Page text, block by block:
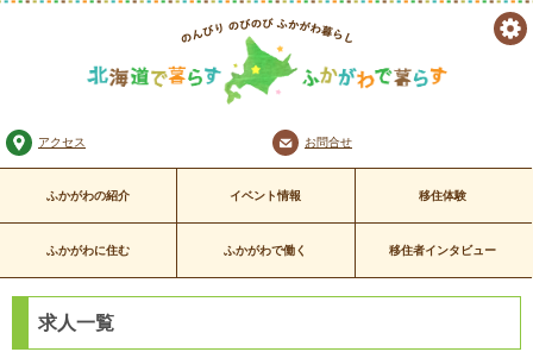
北海道で暮らす ふかがわで暮
らす
のんびり のびのび
アクセス お問合せ
ふかがわの紹介 イベント情報 移住体験
ふかがわに住む ふかがわで働く 移住者インタビュー
求人一覧